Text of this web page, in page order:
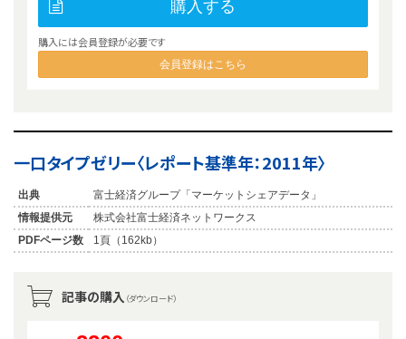
購入する
購入には会員登録が必要です
会員登録はこちら
一口タイプゼリー〈レポート基準年：2011年〉
出典
富士経済グループ「マーケットシェアデータ」
情報提供元
株式会社富士経済ネットワークス
PDFページ数
1頁（162kb）
記事の購入 （ダウンロード）